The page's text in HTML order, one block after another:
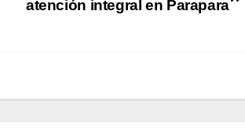
atención integral en Parapara